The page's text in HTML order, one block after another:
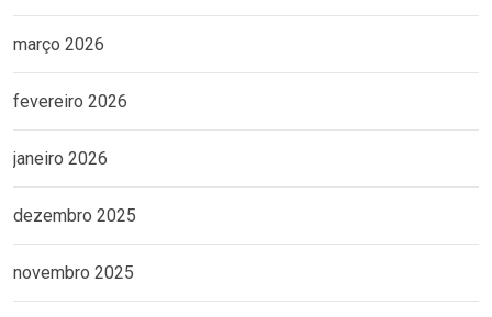
março 2026
fevereiro 2026
janeiro 2026
dezembro 2025
novembro 2025